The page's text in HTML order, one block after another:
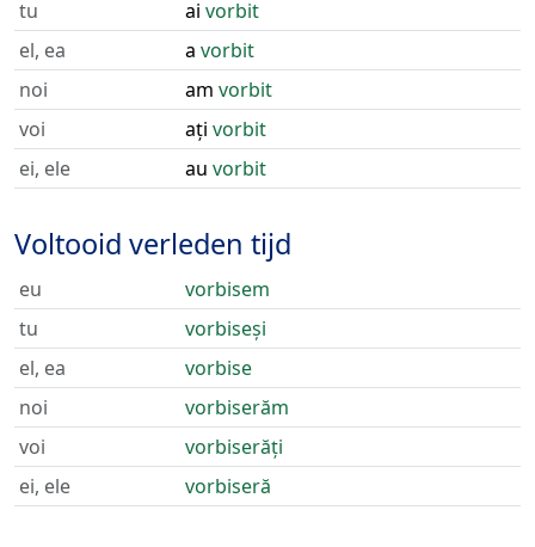
tu
ai vorbit
el, ea
a vorbit
noi
am vorbit
voi
ați vorbit
ei, ele
au vorbit
Voltooid verleden tijd
eu
vorbisem
tu
vorbiseși
el, ea
vorbise
noi
vorbiserăm
voi
vorbiserăți
ei, ele
vorbiseră